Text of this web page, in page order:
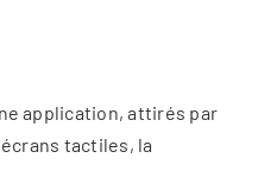
application, attirés par
tactiles, la